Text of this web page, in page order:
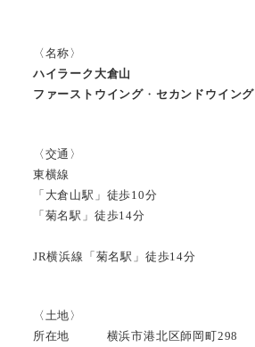
〈名称〉
ハイラーク大倉山
ファーストウイング ・ セカンドウイング
〈交通〉
東横線
「大倉山駅」徒歩10分
「菊名駅」徒歩14分
JR横浜線「菊名駅」徒歩14分
〈土地〉
所在地 横浜市港北区師岡町298